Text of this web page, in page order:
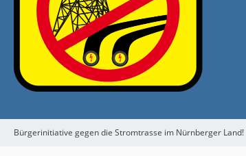
Bürgerinitiative gegen die Stromtrasse im Nürnberger Land!